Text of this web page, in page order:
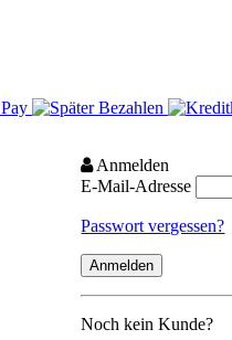
Anmelden
E-Mail-Adresse
Passwort vergessen?
Noch kein Kunde?